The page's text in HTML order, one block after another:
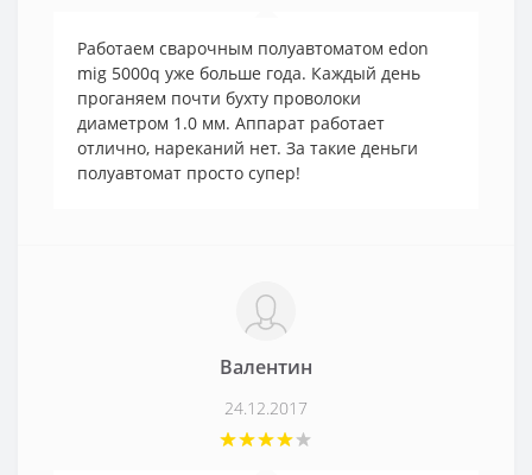
Работаем сварочным полуавтоматом edon
mig 5000q уже больше года. Каждый день
проганяем почти бухту проволоки
диаметром 1.0 мм. Аппарат работает
отлично, нареканий нет. За такие деньги
полуавтомат просто супер!
Валентин
24.12.2017